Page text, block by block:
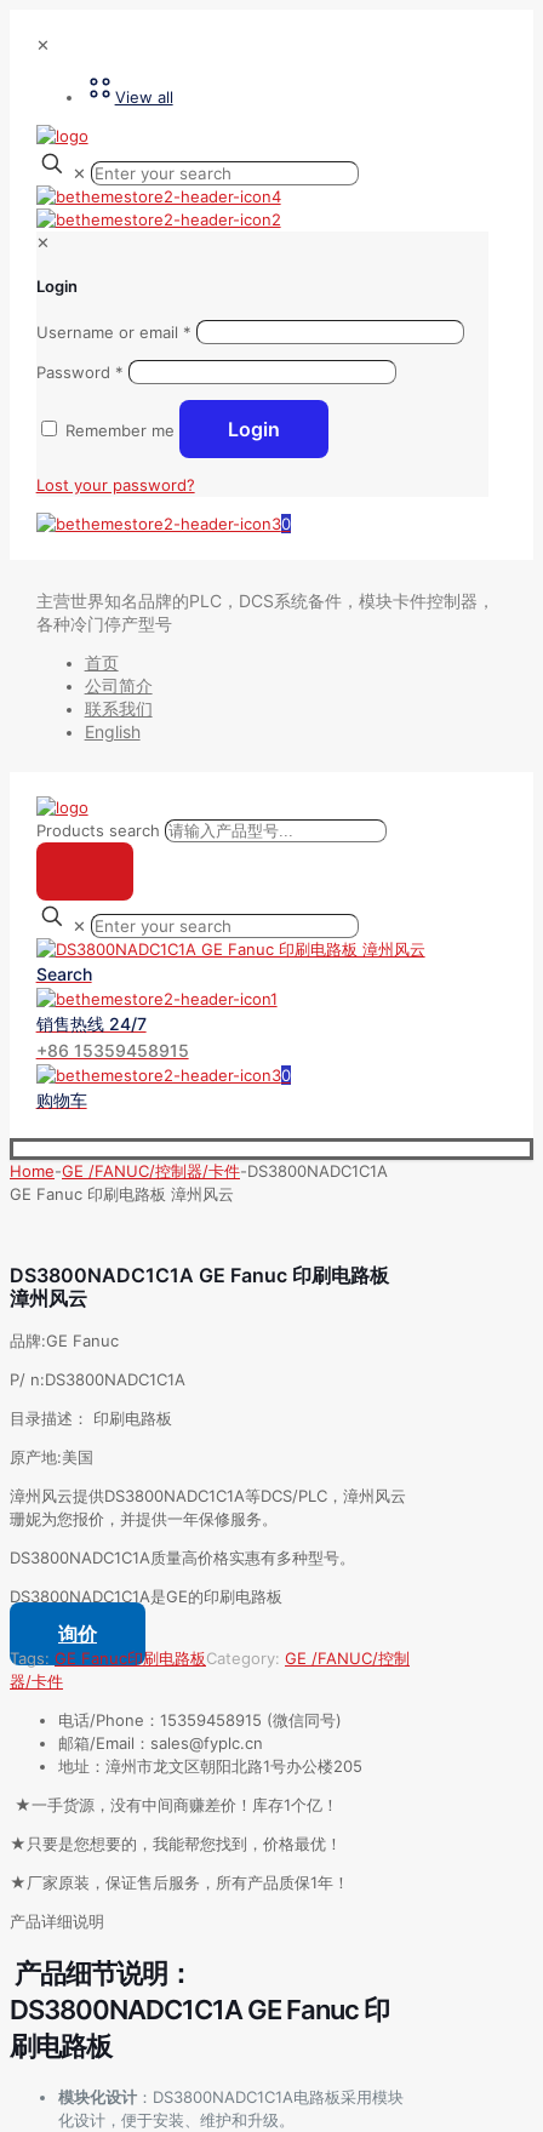
✕
View all
✕
✕
Login
Username or email *
Password *
Remember me Login
Lost your password?
0
主营世界知名品牌的PLC，DCS系统备件，模块卡件控制器，
各种冷门停产型号
首页
公司简介
联系我们
English
Products search
✕
Search
销售热线 24/7
+86 15359458915
0
购物车
Home-GE /FANUC/控制器/卡件-DS3800NADC1C1A
GE Fanuc 印刷电路板 漳州风云
DS3800NADC1C1A GE Fanuc 印刷电路板
漳州风云
品牌:GE Fanuc
P/ n:DS3800NADC1C1A
目录描述： 印刷电路板
原产地:美国
漳州风云提供DS3800NADC1C1A等DCS/PLC，漳州风云
珊妮为您报价，并提供一年保修服务。
DS3800NADC1C1A质量高价格实惠有多种型号。
DS3800NADC1C1A是GE的印刷电路板
询价
Tags: GE Fanuc印刷电路板Category: GE /FANUC/控制
器/卡件
电话/Phone：15359458915 (微信同号)
邮箱/Email：sales@fyplc.cn
地址：漳州市龙文区朝阳北路1号办公楼205
★一手货源，没有中间商赚差价！库存1个亿！
★只要是您想要的，我能帮您找到，价格最优！
★厂家原装，保证售后服务，所有产品质保1年！
产品详细说明
产品细节说明：
DS3800NADC1C1A GE Fanuc 印
刷电路板
模块化设计 ：DS3800NADC1C1A电路板采用模块
化设计，便于安装、维护和升级。